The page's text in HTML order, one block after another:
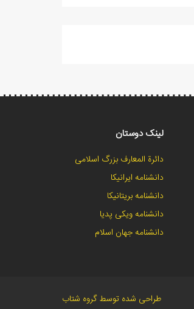
لینک دوستان
دائرة المعارف بزرگ اسلامی
دانشنامه ایرانیکا
دانشنامه بریتانیکا
دانشنامه ویکی پدیا
دانشنامه جهان اسلام
طراحی شده توسط گروه شتاب